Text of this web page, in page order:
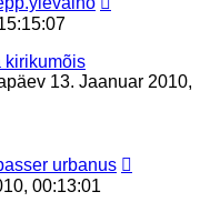
kirikumõis
13. Jaanuar 2010,
urbanus
00:13:01